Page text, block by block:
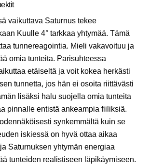
vaikuttava Saturnus tekee
Kuulle 4° tarkkaa yhtymää. Tämä
tunnereagointia. Mieli vakavoituu ja
omia tunteita. Parisuhteessa
etäiseltä ja voit kokea herkästi
tunnetta, jos hän ei osoita riittävästi
lisäksi halu suojella omia tunteita
pinnalle entistä ankeampia fiiliksiä.
synkemmältä kuin se
iskiessä on hyvä ottaa aikaa
Saturnuksen yhtymän energiaa
tunteiden realistiseen läpikäymiseen.